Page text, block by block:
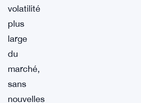
volatilité
plus
large
du
marché,
sans
nouvelles